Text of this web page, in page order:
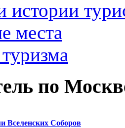
истории
места
по
Соборов